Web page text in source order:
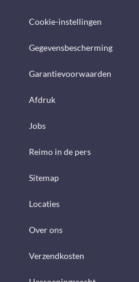
Cookie-instellingen
Gegevensbescherming
Garantievoorwaarden
Afdruk
Jobs
Reimo in de pers
Sitemap
Locaties
Over ons
Verzendkosten